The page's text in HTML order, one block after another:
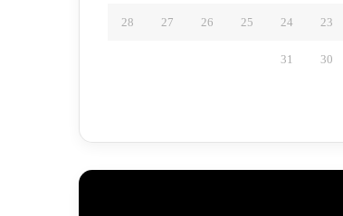
23
24
25
26
27
28
30
31